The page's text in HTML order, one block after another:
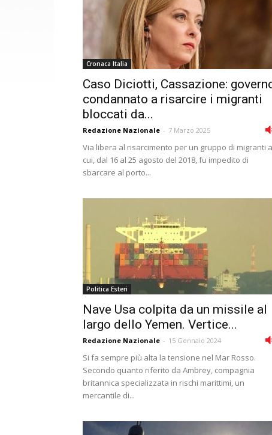
Cronaca Italia
Caso Diciotti, Cassazione:
condannato a risarcire i migranti
bloccati da...
Redazione Nazionale - 7 Marzo 2025
Via libera al risarcimento per un gruppo di migranti a
cui, dal 16 al 25 agosto del 2018, fu impedito di
sbarcare al porto...
Politica Esteri
Nave Usa colpita da un missile al
largo dello Yemen. Vertice...
Redazione Nazionale - 15 Gennaio 2024
Si fa sempre più alta la tensione nel Mar Rosso.
Secondo quanto riferito da Ambrey, compagnia
britannica specializzata in rischi marittimi, un
mercantile di...